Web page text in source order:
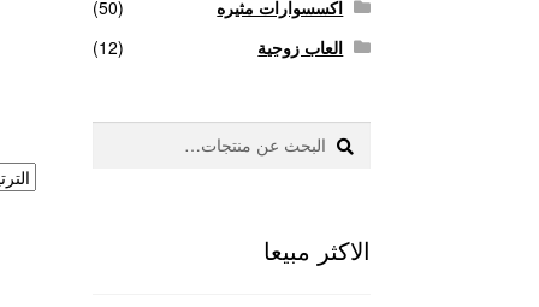
اكسسوارات مثيره
(50)
العاب زوجية
(12)
البحث
عن:
بحث
الاكثر مبيعا